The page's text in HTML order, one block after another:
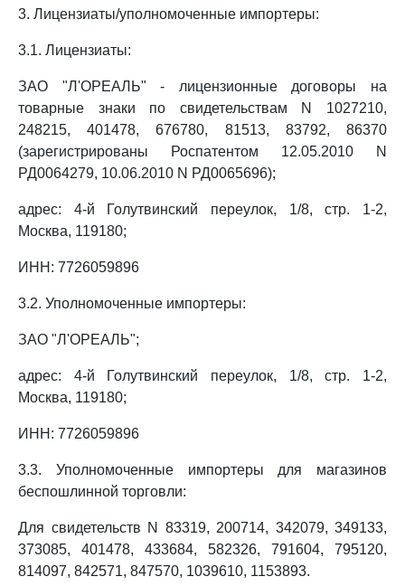
3. Лицензиаты/уполномоченные импортеры:
3.1. Лицензиаты:
ЗАО "Л'ОРЕАЛЬ" - лицензионные договоры на
товарные знаки по свидетельствам N 1027210,
248215, 401478, 676780, 81513, 83792, 86370
(зарегистрированы Роспатентом 12.05.2010 N
РД0064279, 10.06.2010 N РД0065696);
адрес: 4-й Голутвинский переулок, 1/8, стр. 1-2,
Москва, 119180;
ИНН: 7726059896
3.2. Уполномоченные импортеры:
ЗАО "Л'ОРЕАЛЬ";
адрес: 4-й Голутвинский переулок, 1/8, стр. 1-2,
Москва, 119180;
ИНН: 7726059896
3.3. Уполномоченные импортеры для магазинов
беспошлинной торговли:
Для свидетельств N 83319, 200714, 342079, 349133,
373085, 401478, 433684, 582326, 791604, 795120,
814097, 842571, 847570, 1039610, 1153893.